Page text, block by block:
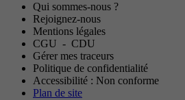
Qui sommes-nous ?
Rejoignez-nous
Mentions légales
CGU - CDU
Gérer mes traceurs
Politique de confidentialité
Accessibilité : Non conforme
Plan de site